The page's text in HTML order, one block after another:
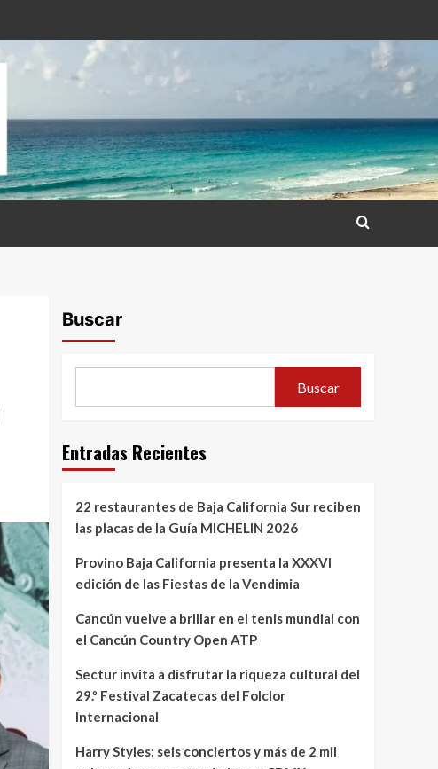
Buscar
Buscar
Entradas Recientes
22 restaurantes de Baja California Sur reciben
las placas de la Guía MICHELIN 2026
Provino Baja California presenta la XXXVI
edición de las Fiestas de la Vendimia
Cancún vuelve a brillar en el tenis mundial con
el Cancún Country Open ATP
Sectur invita a disfrutar la riqueza cultural del
29.º Festival Zacatecas del Folclor
Internacional
Harry Styles: seis conciertos y más de 2 mil